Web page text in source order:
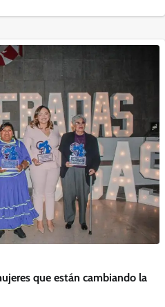
que están cambiando la